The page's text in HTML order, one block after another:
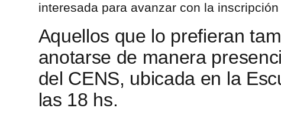
interesada para avanzar con la
Aquellos que lo prefieran
anotarse de manera
del CENS, ubicada en la
las 18 hs.